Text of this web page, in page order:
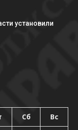
установили
Сб Вс